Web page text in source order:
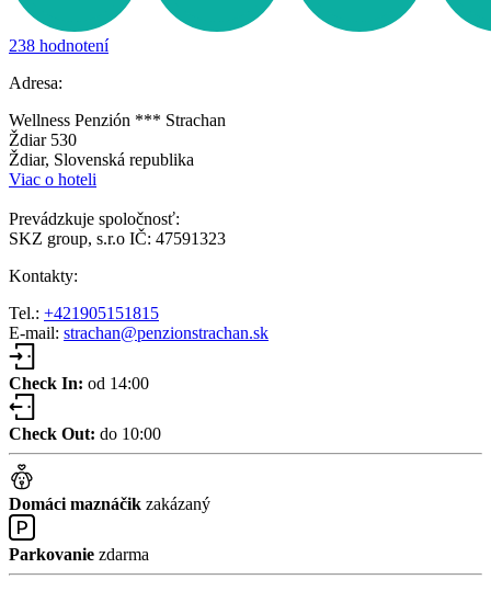
238 hodnotení
Adresa:
Wellness Penzión *** Strachan
Ždiar 530
Ždiar, Slovenská republika
Viac o hoteli
Prevádzkuje spoločnosť:
SKZ group, s.r.o IČ: 47591323
Kontakty:
Tel.: +421905151815
E-mail: strachan@penzionstrachan.sk
Check In: od 14:00
Check Out: do 10:00
Domáci maznáčik zakázaný
Parkovanie zdarma